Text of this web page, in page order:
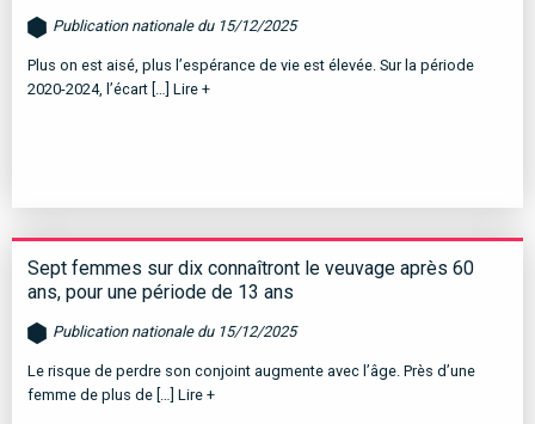
Publication nationale du 15/12/2025
Plus on est aisé, plus l’espérance de vie est élevée. Sur la période
2020-2024, l’écart […] Lire +
Sept femmes sur dix connaîtront le veuvage après 60
ans, pour une période de 13 ans
Publication nationale du 15/12/2025
Le risque de perdre son conjoint augmente avec l’âge. Près d’une
femme de plus de […] Lire +